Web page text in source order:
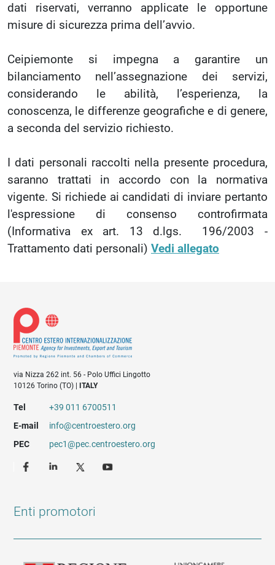
dati riservati, verranno applicate le opportune
misure di sicurezza prima dell’avvio.
Ceipiemonte si impegna a garantire un
bilanciamento nell’assegnazione dei servizi,
considerando le abilità, l’esperienza, la
conoscenza, le differenze geografiche e di genere,
a seconda del servizio richiesto.
I dati personali raccolti nella presente procedura,
saranno trattati in accordo con la normativa
vigente. Si richiede ai candidati di inviare pertanto
l'espressione di consenso controfirmata
(Informativa ex art. 13 d.lgs. 196/2003 -
Trattamento dati personali) Vedi allegato
via Nizza 262 int. 56 - Polo Uffici Lingotto
10126 Torino (TO) |
ITALY
Tel
+39 011 6700511
E-mail
info@centroestero.org
PEC
pec1@pec.centroestero.org
Enti promotori